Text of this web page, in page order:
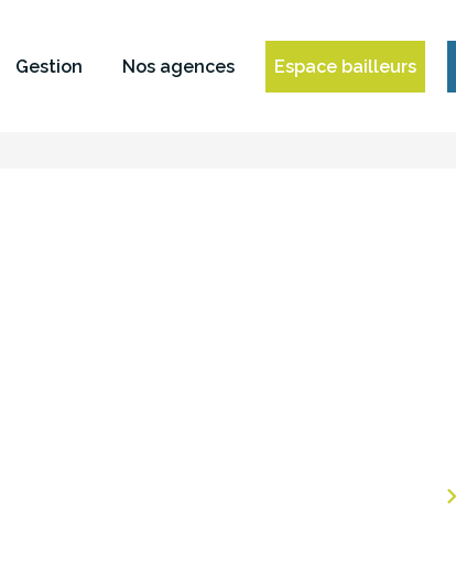
Gestion Nos agences Espace bailleurs